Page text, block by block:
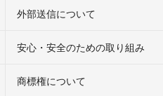
外部送信について
安心・安全のための取り組み
商標権について